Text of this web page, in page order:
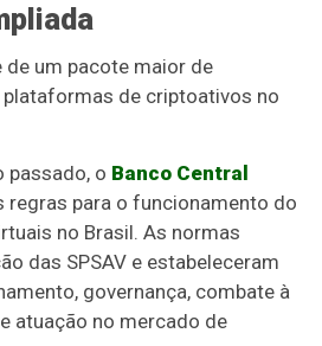
um pacote maior de
de criptoativos no
passado, o Banco Central
regras para o funcionamento do
no Brasil. As normas
das SPSAV e estabeleceram
governança, combate à
atuação no mercado de